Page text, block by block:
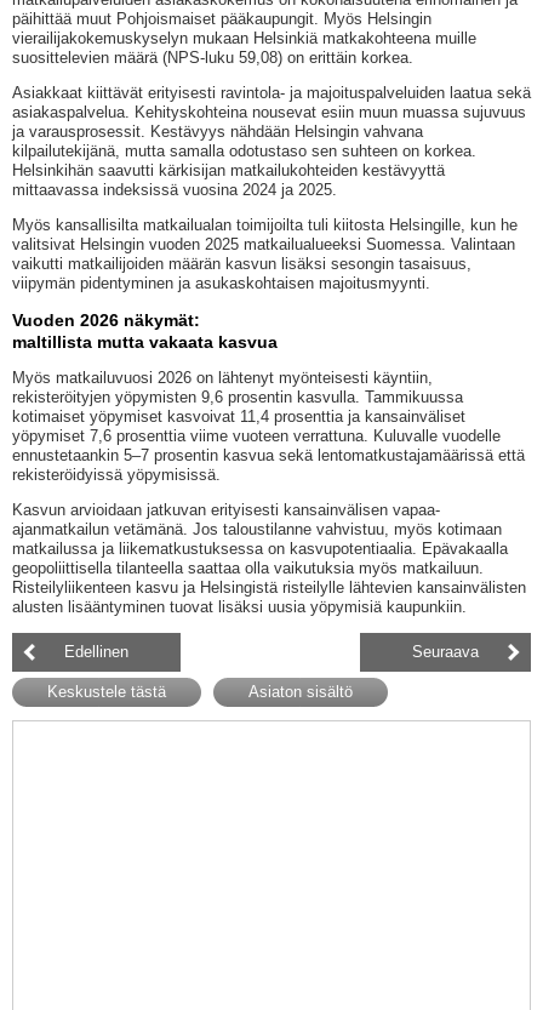
päihittää muut Pohjoismaiset pääkaupungit. Myös Helsingin
vierailijakokemuskyselyn mukaan Helsinkiä matkakohteena muille
suosittelevien määrä (NPS-luku 59,08) on erittäin korkea.
Asiakkaat kiittävät erityisesti ravintola- ja majoituspalveluiden laatua sekä
asiakaspalvelua. Kehityskohteina nousevat esiin muun muassa sujuvuus
ja varausprosessit. Kestävyys nähdään Helsingin vahvana
kilpailutekijänä, mutta samalla odotustaso sen suhteen on korkea.
Helsinkihän saavutti kärkisijan matkailukohteiden kestävyyttä
mittaavassa indeksissä vuosina 2024 ja 2025.
Myös kansallisilta matkailualan toimijoilta tuli kiitosta Helsingille, kun he
valitsivat Helsingin vuoden 2025 matkailualueeksi Suomessa. Valintaan
vaikutti matkailijoiden määrän kasvun lisäksi sesongin tasaisuus,
viipymän pidentyminen ja asukaskohtaisen majoitusmyynti.
Vuoden 2026 näkymät:
maltillista mutta vakaata kasvua
Myös matkailuvuosi 2026 on lähtenyt myönteisesti käyntiin,
rekisteröityjen yöpymisten 9,6 prosentin kasvulla. Tammikuussa
kotimaiset yöpymiset kasvoivat 11,4 prosenttia ja kansainväliset
yöpymiset 7,6 prosenttia viime vuoteen verrattuna. Kuluvalle vuodelle
ennustetaankin 5–7 prosentin kasvua sekä lentomatkustajamäärissä että
rekisteröidyissä yöpymisissä.
Kasvun arvioidaan jatkuvan erityisesti kansainvälisen vapaa-
ajanmatkailun vetämänä. Jos taloustilanne vahvistuu, myös kotimaan
matkailussa ja liikematkustuksessa on kasvupotentiaalia. Epävakaalla
geopoliittisella tilanteella saattaa olla vaikutuksia myös matkailuun.
Risteilyliikenteen kasvu ja Helsingistä risteilylle lähtevien kansainvälisten
alusten lisääntyminen tuovat lisäksi uusia yöpymisiä kaupunkiin.
Edellinen Seuraava
Keskustele tästä Asiaton sisältö